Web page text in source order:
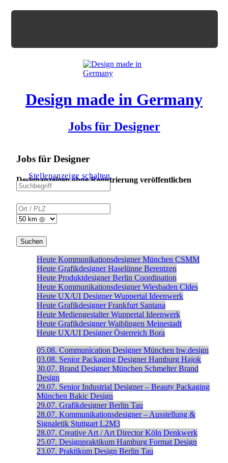
Design made in Germany
Jobs für Designer
Jobs für Designer
Designanzeigen ohne Registrierung veröffentlichen
Stellenanzeige schalten
Heute Kommunikationsdesigner München CSMM
Heute Grafikdesigner Haselünne Berentzen
Heute Produktdesigner Berlin Coordination
Heute Kommunikationsdesigner Wiesbaden Cldes
Heute UX/UI Designer Wuppertal Ideenwerk
Heute Grafikdesigner Frankfurt Santana
Heute Mediengestalter Wuppertal Ideenwerk
Heute Grafikdesigner Waiblingen Meinestadt
Heute UX/UI Designer Österreich Bora
05.08. Communication Designer München hw.design
03.08. Senior Packaging Designer Hamburg Hajok
30.07. Brand Designer München Schmelter Brand
Design
29.07. Senior Industrial Designer – Beauty Packaging
München Bakic Design
29.07. Grafikdesigner Berlin Tau
28.07. Kommunikationsdesigner – Ausstellung &
Signaletik Stuttgart L2M3
28.07. Creative Art / Art Director Köln Denkwerk
25.07. Designpraktikum Hamburg Format Design
23.07. Praktikum Design Berlin Tau